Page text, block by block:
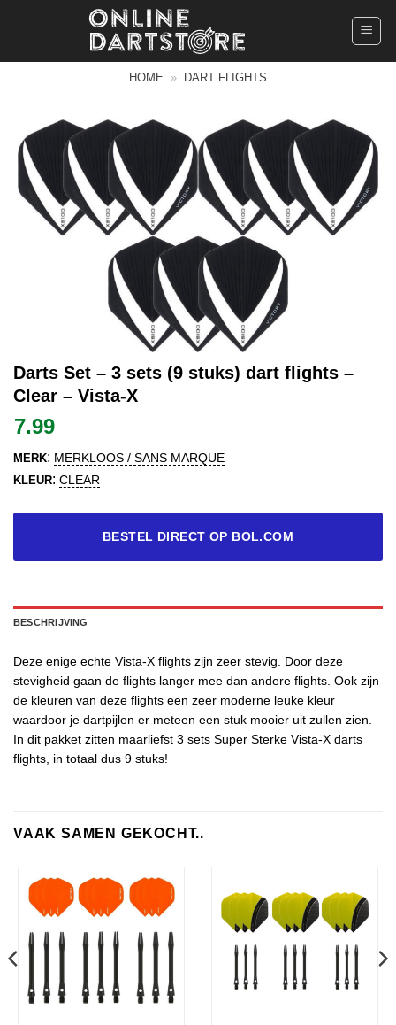
HOME » DART FLIGHTS
Darts Set – 3 sets (9 stuks) dart flights –
Clear – Vista-X
7.99
MERK: MERKLOOS / SANS MARQUE
KLEUR: CLEAR
BESTEL DIRECT OP BOL.COM
BESCHRIJVING
Deze enige echte Vista-X flights zijn zeer stevig. Door deze
stevigheid gaan de flights langer mee dan andere flights. Ook zijn
de kleuren van deze flights een zeer moderne leuke kleur
waardoor je dartpijlen er meteen een stuk mooier uit zullen zien.
In dit pakket zitten maarliefst 3 sets Super Sterke Vista-X darts
flights, in totaal dus 9 stuks!
VAAK SAMEN GEKOCHT..